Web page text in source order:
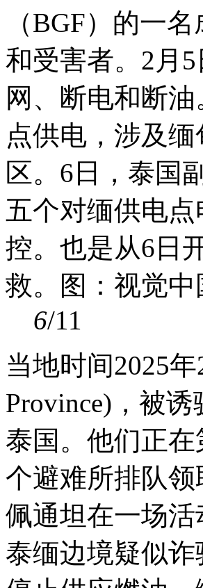
（BGF）的一
和受害者。2月
网、断电和断
点供电，涉及
区。6日，泰国
五个对缅供电
控。也是从6日
救。图：视觉中
6/11
当地时间2025
Province)，被
泰国。他们正在
个避难所排队
佩通坦在一场
泰缅边境疑似